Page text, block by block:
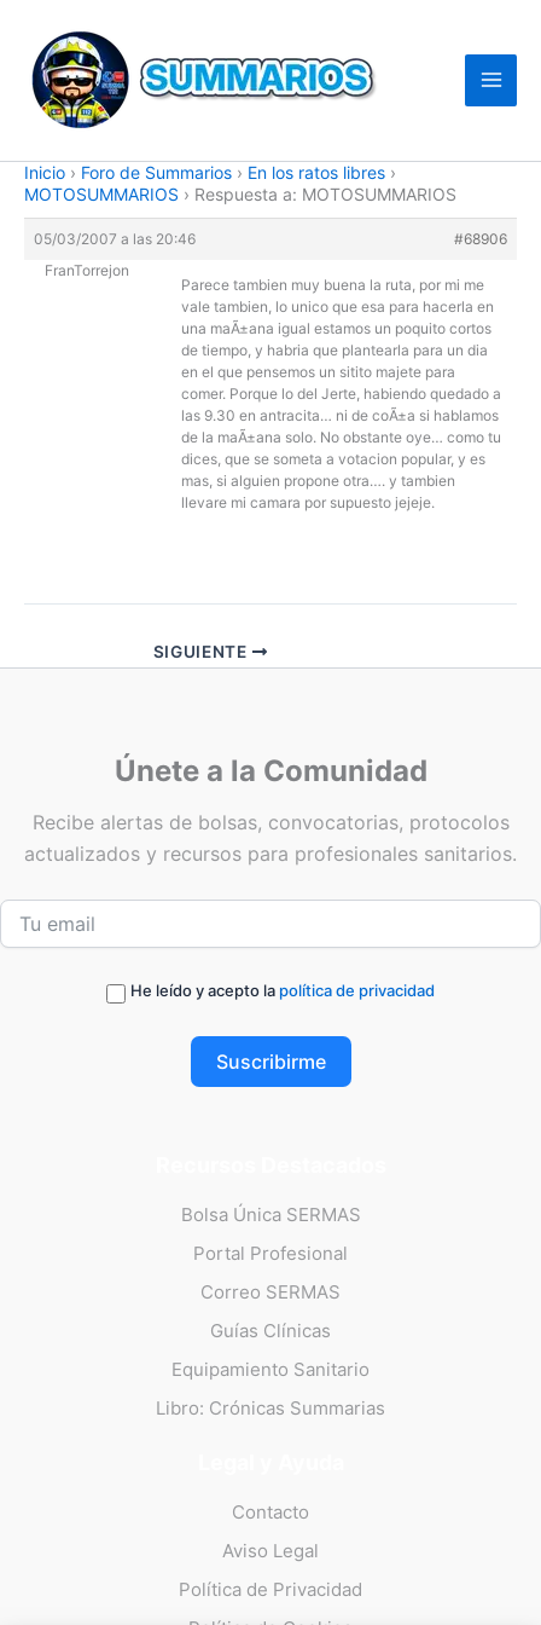
contenido
Inicio › Foro de Summarios › En los ratos libres ›
MOTOSUMMARIOS › Respuesta a: MOTOSUMMARIOS
05/03/2007 a las 20:46
#68906
FranTorrejon
Parece tambien muy buena la ruta, por mi me
vale tambien, lo unico que esa para hacerla en
una maÃ±ana igual estamos un poquito cortos
de tiempo, y habria que plantearla para un dia
en el que pensemos un sitito majete para
comer. Porque lo del Jerte, habiendo quedado a
las 9.30 en antracita… ni de coÃ±a si hablamos
de la maÃ±ana solo. No obstante oye… como tu
dices, que se someta a votacion popular, y es
mas, si alguien propone otra…. y tambien
llevare mi camara por supuesto jejeje.
SIGUIENTE
Únete a la Comunidad
Recibe alertas de bolsas, convocatorias, protocolos
actualizados y recursos para profesionales sanitarios.
He leído y acepto la política de privacidad
Suscribirme
Bolsa Única SERMAS
Portal Profesional
Correo SERMAS
Guías Clínicas
Equipamiento Sanitario
Libro: Crónicas Summarias
Contacto
Aviso Legal
Política de Privacidad